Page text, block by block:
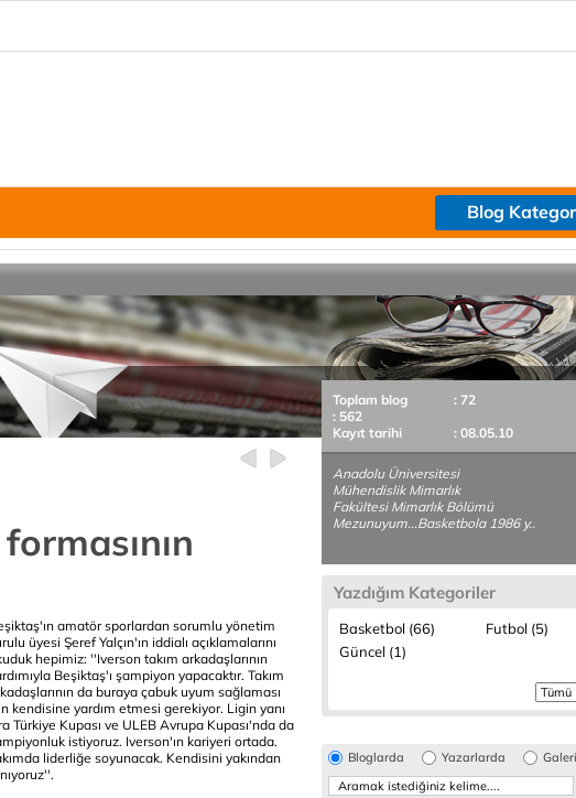
Blog
amatör sporlardan sorumlu yönetim
üyesi Şeref Yalçın'ın iddialı açıklamalarını
hepimiz: ''Iverson takım arkadaşlarının
Beşiktaş'ı şampiyon yapacaktır. Takım
da buraya çabuk uyum sağlaması
kendisine yardım etmesi gerekiyor. Ligin yanı
Türkiye Kupası ve ULEB Avrupa Kupası'nda da
istiyoruz. Iverson'ın kariyeri ortada.
liderliğe soyunacak. Kendisini yakından
Toplam blog
: 72
: 562
Kayıt tarihi
: 08.05.10
Anadolu Üniversitesi
Mühendislik Mimarlık
Fakültesi Mimarlık Bölümü
Mezunuyum...Basketbola 1986 y..
Yazdığım Kategoriler
Basketbol (66)
Futbol (5)
Güncel (1)
Bloglarda Yazarlarda